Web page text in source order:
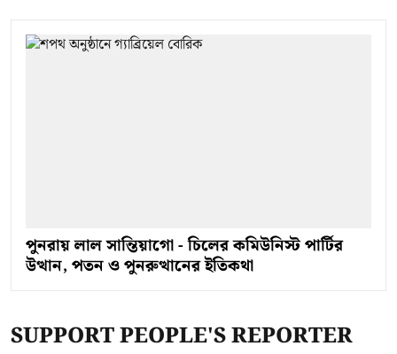
পুনরায় লাল সান্তিয়াগো - চিলের কমিউনিস্ট পার্টির
উত্থান, পতন ও পুনরুত্থানের ইতিকথা
SUPPORT PEOPLE'S REPORTER